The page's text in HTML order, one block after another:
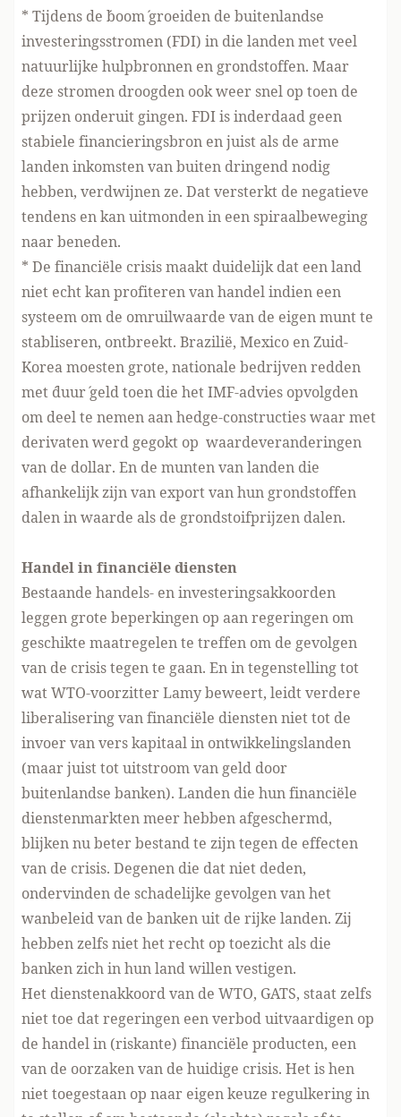
* Tijdens de ´boom´ groeiden de buitenlandse
investeringsstromen (FDI) in die landen met veel
natuurlijke hulpbronnen en grondstoffen. Maar
deze stromen droogden ook weer snel op toen de
prijzen onderuit gingen. FDI is inderdaad geen
stabiele financieringsbron en juist als de arme
landen inkomsten van buiten dringend nodig
hebben, verdwijnen ze. Dat versterkt de negatieve
tendens en kan uitmonden in een spiraalbeweging
naar beneden.
* De financiële crisis maakt duidelijk dat een land
niet echt kan profiteren van handel indien een
systeem om de omruilwaarde van de eigen munt te
stabliseren, ontbreekt. Brazilië, Mexico en Zuid-
Korea moesten grote, nationale bedrijven redden
met ´duur´ geld toen die het IMF-advies opvolgden
om deel te nemen aan hedge-constructies waar met
derivaten werd gegokt op waardeveranderingen
van de dollar. En de munten van landen die
afhankelijk zijn van export van hun grondstoffen
dalen in waarde als de grondstoifprijzen dalen.
Handel in financiële diensten
Bestaande handels- en investeringsakkoorden
leggen grote beperkingen op aan regeringen om
geschikte maatregelen te treffen om de gevolgen
van de crisis tegen te gaan. En in tegenstelling tot
wat WTO-voorzitter Lamy beweert, leidt verdere
liberalisering van financiële diensten niet tot de
invoer van vers kapitaal in ontwikkelingslanden
(maar juist tot uitstroom van geld door
buitenlandse banken). Landen die hun financiële
dienstenmarkten meer hebben afgeschermd,
blijken nu beter bestand te zijn tegen de effecten
van de crisis. Degenen die dat niet deden,
ondervinden de schadelijke gevolgen van het
wanbeleid van de banken uit de rijke landen. Zij
hebben zelfs niet het recht op toezicht als die
banken zich in hun land willen vestigen.
Het dienstenakkoord van de WTO, GATS, staat zelfs
niet toe dat regeringen een verbod uitvaardigen op
de handel in (riskante) financiële producten, een
van de oorzaken van de huidige crisis. Het is hen
niet toegestaan op naar eigen keuze regulkering in